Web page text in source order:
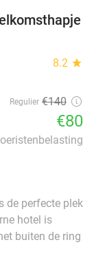
8.2 star
Regulier €140
€80
de perfecte plek
hotel is
buiten de ring